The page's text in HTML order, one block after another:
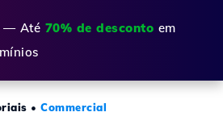
— Até 70% de desconto em
• Commercial